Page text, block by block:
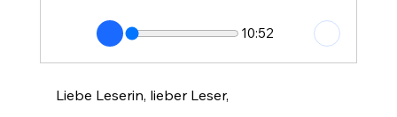
10:52
Liebe Leserin, lieber Leser,